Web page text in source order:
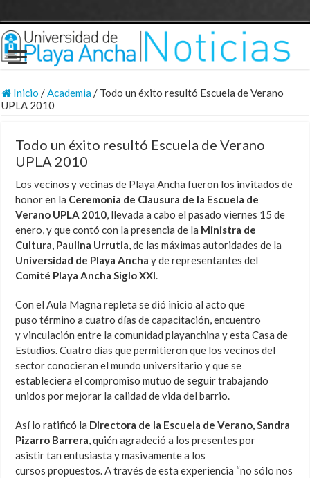
Inicio /Academia/ Todo un éxito resultó Escuela de Verano
UPLA 2010
Todo un éxito resultó Escuela de Verano
UPLA 2010
Los vecinos y vecinas de Playa Ancha fueron los invitados de
honor en la Ceremonia de Clausura de la Escuela de
Verano UPLA 2010, llevada a cabo el pasado viernes 15 de
enero, y que contó con la presencia de la Ministra de
Cultura, Paulina Urrutia, de las máximas autoridades de la
Universidad de Playa Ancha y de representantes del
Comité Playa Ancha Siglo XXI.
Con el Aula Magna repleta se dió inicio al acto que
puso término a cuatro días de capacitación, encuentro
y vinculación entre la comunidad playanchina y esta Casa de
Estudios. Cuatro días que permitieron que los vecinos del
sector conocieran el mundo universitario y que se
estableciera el compromiso mutuo de seguir trabajando
unidos por mejorar la calidad de vida del barrio.
Así lo ratificó la Directora de la Escuela de Verano, Sandra
Pizarro Barrera, quién agradeció a los presentes por
asistir tan entusiasta y masivamente a los
cursos propuestos. A través de esta experiencia “no sólo nos